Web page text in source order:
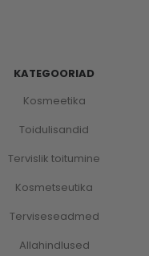
KATEGOORIAD
Kosmeetika
Toidulisandid
Tervislik toitumine
Kosmetseutika
Terviseseadmed
Allahindlused